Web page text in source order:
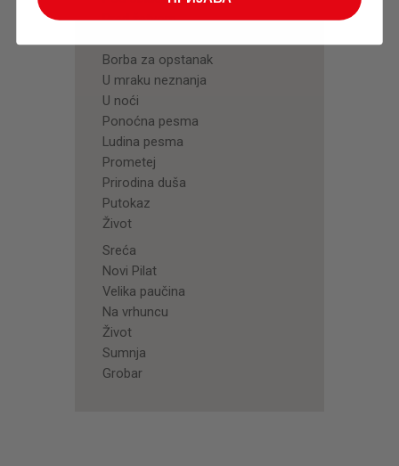
Pred žetvom
Borba za opstanak
U mraku neznanja
U noći
Ponoćna pesma
Ludina pesma
Prometej
Prirodina duša
Putokaz
Život
Sreća
Novi Pilat
Velika paučina
Na vrhuncu
Život
Sumnja
Grobar